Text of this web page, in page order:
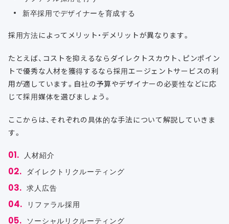
新卒採用でデザイナーを育成する
採用方法によってメリット・デメリットが異なります。
たとえば、コストを抑えるならダイレクトスカウト、ピンポイン
トで優秀な人材を獲得するなら採用エージェントサービスの利
用が適しています。自社の予算やデザイナーの必要性などに応
じて採用媒体を選びましょう。
ここからは、それぞれの具体的な手法について解説していきま
す。
人材紹介
ダイレクトリクルーティング
求人広告
リファラル採用
ソーシャルリクルーティング